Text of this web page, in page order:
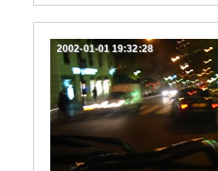
2002-01-01 19:32:28